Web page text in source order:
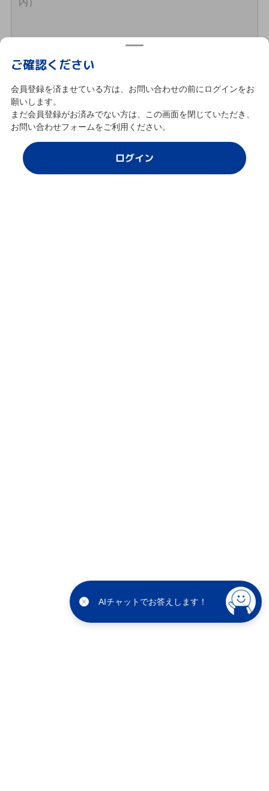
確認
ご確認ください
会員登録を済ませている方は、お問い合わせの前にログインをお
願いします。
まだ会員登録がお済みでない方は、この画面を閉じていただき、
お問い合わせフォームをご利用ください。
ログイン
AIチャットでお答えします！